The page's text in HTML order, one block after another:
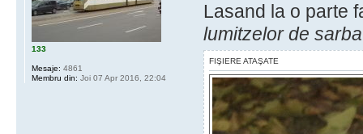
Lasand la o parte
lumitzelor de
FIŞIERE ATAŞATE
133
Mesaje: 4861
Membru din: Joi 07 Apr 2016, 22:04